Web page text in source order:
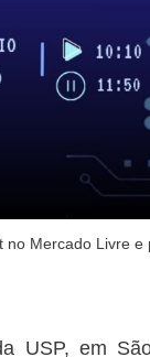
Mercado Livre e
USP, em